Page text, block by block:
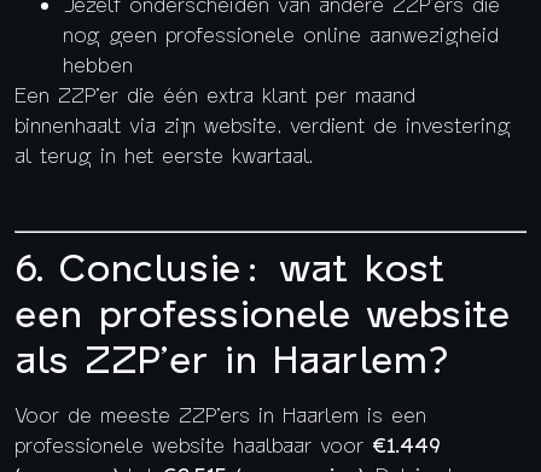
nog geen professionele online aanwezigheid
hebben
Een ZZP’er die één extra klant per maand
binnenhaalt via zijn website, verdient de investering
al terug in het eerste kwartaal.
6. Conclusie: wat kost
een professionele website
als ZZP’er in Haarlem?
Voor de meeste ZZP’ers in Haarlem is een
professionele website haalbaar voor €1.449